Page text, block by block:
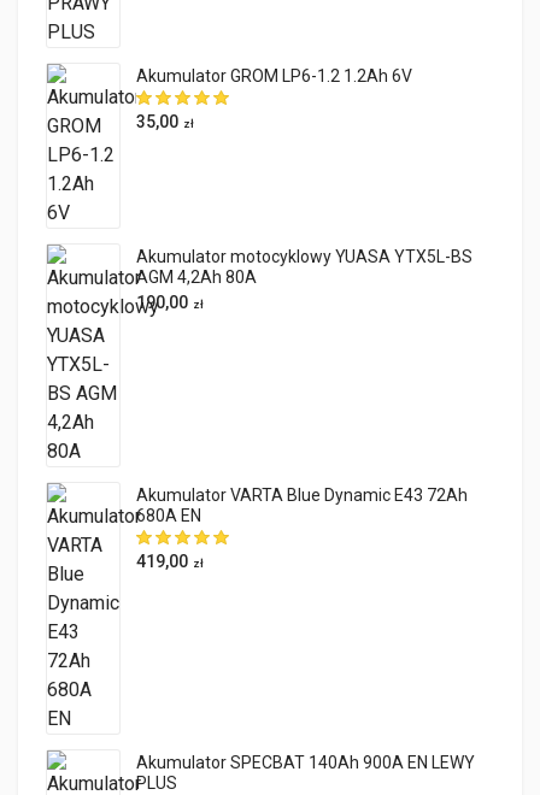
Akumulator GROM LP6-1.2 1.2Ah 6V
35,00 zł
Akumulator motocyklowy YUASA YTX5L-BS
AGM 4,2Ah 80A
190,00 zł
Akumulator VARTA Blue Dynamic E43 72Ah
680A EN
419,00 zł
Akumulator SPECBAT 140Ah 900A EN LEWY
PLUS